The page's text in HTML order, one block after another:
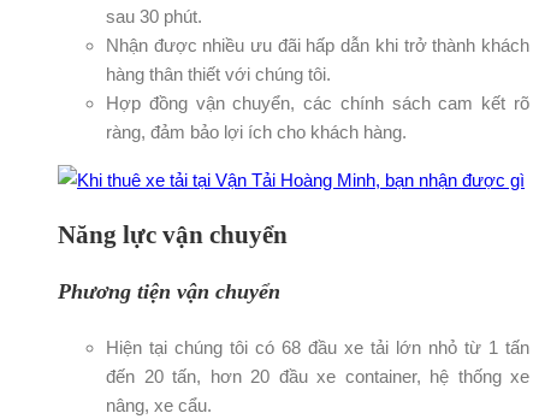
sau 30 phút.
Nhận được nhiều ưu đãi hấp dẫn khi trở thành khách
hàng thân thiết với chúng tôi.
Hợp đồng vận chuyển, các chính sách cam kết rõ
ràng, đảm bảo lợi ích cho khách hàng.
Năng lực vận chuyển
Phương tiện vận chuyển
Hiện tại chúng tôi có 68 đầu xe tải lớn nhỏ từ 1 tấn
đến 20 tấn, hơn 20 đầu xe container, hệ thống xe
nâng, xe cẩu.